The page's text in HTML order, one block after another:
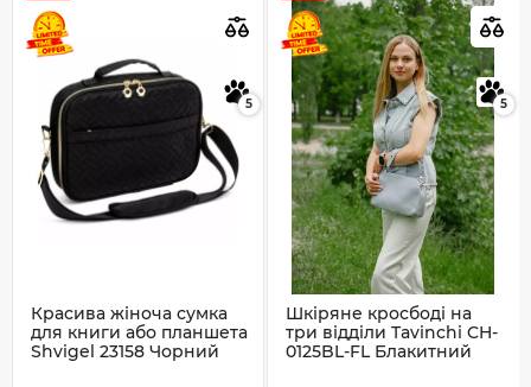
5
Красива жіноча сумка
для книги або планшета
Shvigel 23158 Чорний
5
Шкіряне кросбоді на
три відділи Tavinchi CH-
0125BL-FL Блакитний